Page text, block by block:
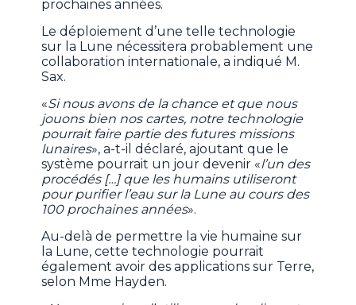
prochaines années.
Le déploiement d’une telle technologie
sur la Lune nécessitera probablement une
collaboration internationale, a indiqué M.
Sax.
«Si nous avons de la chance et que nous
jouons bien nos cartes, notre technologie
pourrait faire partie des futures missions
lunaires», a-t-il déclaré, ajoutant que le
système pourrait un jour devenir «l’un des
procédés […] que les humains utiliseront
pour purifier l’eau sur la Lune au cours des
100 prochaines années».
Au-delà de permettre la vie humaine sur
la Lune, cette technologie pourrait
également avoir des applications sur Terre,
selon Mme Hayden.